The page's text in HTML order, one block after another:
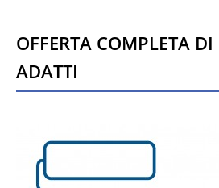
Offerta completa
adatti